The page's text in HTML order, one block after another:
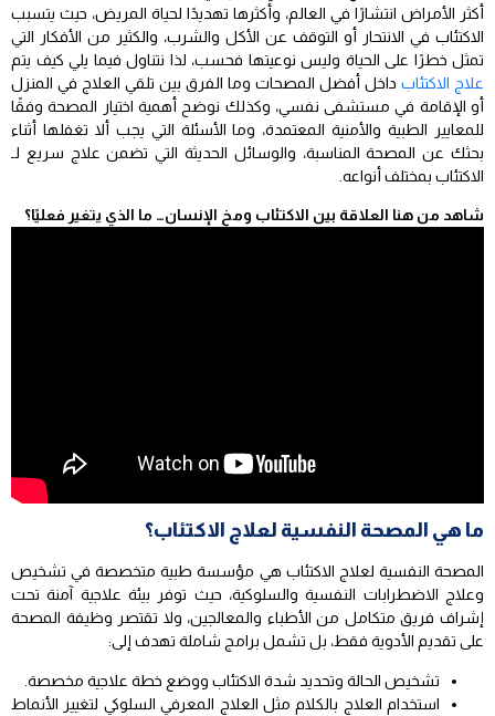
أكثر الأمراض انتشارًا في العالم، وأكثرها تهديدًا لحياة المريض، حيث يتسبب
الاكتئاب في الانتحار أو التوقف عن الأكل والشرب، والكثير من الأفكار التي
تمثل خطرًا على الحياة وليس نوعيتها فحسب، لذا نتناول فيما يلي كيف يتم
علاج الاكتئاب داخل أفضل المصحات وما الفرق بين تلقي العلاج في المنزل
أو الإقامة في مستشفى نفسي، وكذلك نوضح أهمية اختيار المصحة وفقًا
للمعايير الطبية والأمنية المعتمدة، وما الأسئلة التي يجب ألا تغفلها أثناء
بحثك عن المصحة المناسبة، والوسائل الحديثة التي تضمن علاج سريع لـ
الاكتئاب بمختلف أنواعه.
شاهد من هنا العلاقة بين الاكتئاب ومخ الإنسان… ما الذي يتغير فعليًا؟
ما هي المصحة النفسية لعلاج الاكتئاب؟
المصحة النفسية لعلاج الاكتئاب هي مؤسسة طبية متخصصة في تشخيص
وعلاج الاضطرابات النفسية والسلوكية، حيث توفر بيئة علاجية آمنة تحت
إشراف فريق متكامل من الأطباء والمعالجين، ولا تقتصر وظيفة المصحة
على تقديم الأدوية فقط، بل تشمل برامج شاملة تهدف إلى:
تشخيص الحالة وتحديد شدة الاكتئاب ووضع خطة علاجية مخصصة.
استخدام العلاج بالكلام مثل العلاج المعرفي السلوكي لتغيير الأنماط